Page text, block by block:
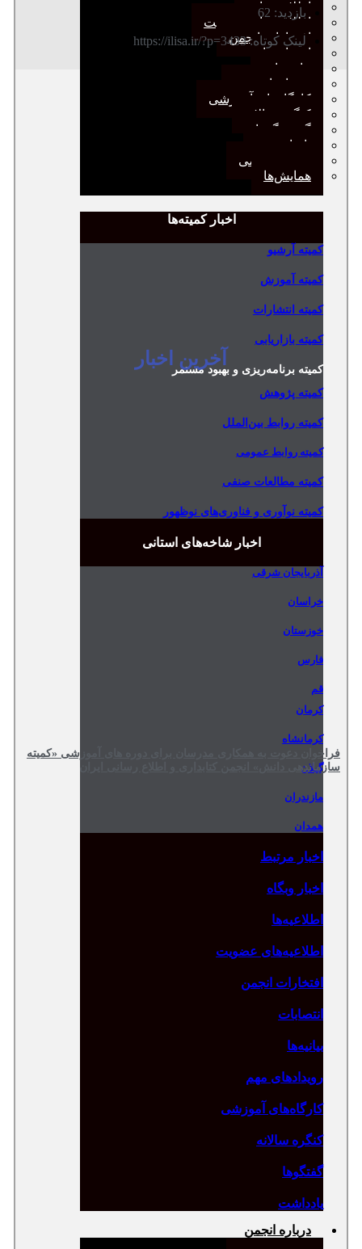
اطلاعیه‌ها
اطلاعیه‌های عضویت
افتخارات انجمن
انتصاب‌ها
بیانیه‌ها
رویدادهای مهم
کارگاه‌های آموزشی
کنگره سالانه
گفت‌وگوها
یادداشت
مجمع عمومی
همایش‌ها
اخبار کمیته‌ها
کمیته آرشیو
کمیته آموزش
کمیته انتشارات
کمیته بازاریابی
کمیته برنامه‌ریزی و بهبود مستمر
کمیته پژوهش
کمیته روابط بین‌الملل
کمیته روابط عمومی
کمیته مطالعات صنفی
کمیته نوآوری و فناوری‌های نوظهور
اخبار شاخه‌های استانی
آذربایجان شرقی
خراسان
خوزستان
فارس
قم
کرمان
کرمانشاه
گیلان
مازندران
همدان
اخبار مرتبط
اخبار وبگاه
اطلاعیه‌ها
اطلاعیه‌های عضویت
افتخارات انجمن
انتصابات
بیانیه‌ها
رویدادهای مهم
کارگاه‌های آموزشی
کنگره سالانه
گفتگوها
یادداشت
درباره انجمن
بازدید: 62
لینک کوتاه: https://ilisa.ir/?p=3433
آخرین اخبار
فراخوان دعوت به همکاری مدرسان برای دوره های آموزشی «کمیته
سازماندهی دانش» انجمن کتابداری و اطلاع رسانی ایران